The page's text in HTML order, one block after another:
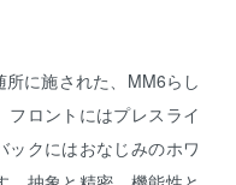
に施された、MM6らし
フロントにはプレスライ
ックにはおなじみのホワ